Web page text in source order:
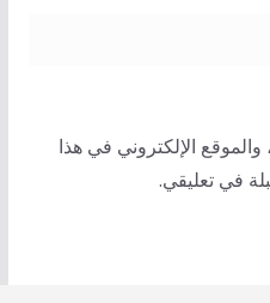
الإلكتروني في هذا
في تعليقي.